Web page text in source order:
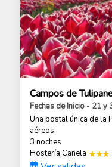
Campos de
Fechas de Inicio - 21 y
Una postal única de la
aéreos
3 noches
Hostería Canela